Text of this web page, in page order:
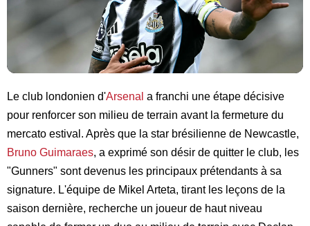
Le club londonien d'Arsenal a franchi une étape décisive
pour renforcer son milieu de terrain avant la fermeture du
mercato estival. Après que la star brésilienne de Newcastle,
Bruno Guimaraes, a exprimé son désir de quitter le club, les
"Gunners" sont devenus les principaux prétendants à sa
signature. L'équipe de Mikel Arteta, tirant les leçons de la
saison dernière, recherche un joueur de haut niveau